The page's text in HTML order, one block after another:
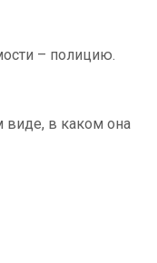
– полицию.
виде, в каком она